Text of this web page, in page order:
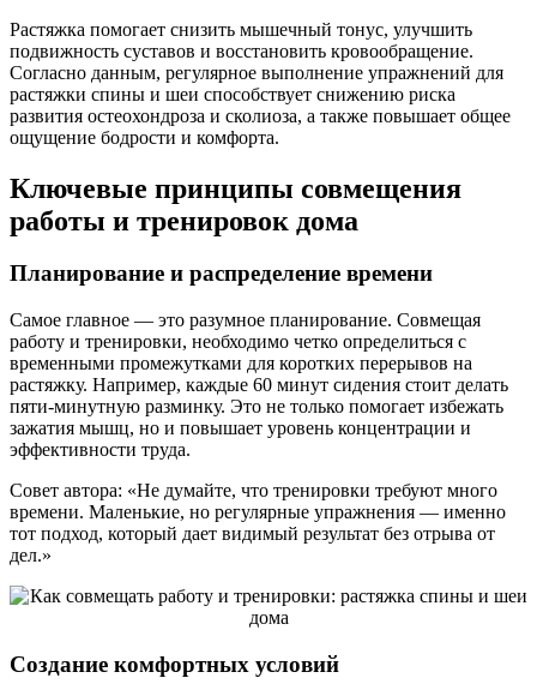
Растяжка помогает снизить мышечный тонус, улучшить
подвижность суставов и восстановить кровообращение.
Согласно данным, регулярное выполнение упражнений для
растяжки спины и шеи способствует снижению риска
развития остеохондроза и сколиоза, а также повышает общее
ощущение бодрости и комфорта.
Ключевые принципы совмещения
работы и тренировок дома
Планирование и распределение времени
Самое главное — это разумное планирование. Совмещая
работу и тренировки, необходимо четко определиться с
временными промежутками для коротких перерывов на
растяжку. Например, каждые 60 минут сидения стоит делать
пяти-минутную разминку. Это не только помогает избежать
зажатия мышц, но и повышает уровень концентрации и
эффективности труда.
Совет автора: «Не думайте, что тренировки требуют много
времени. Маленькие, но регулярные упражнения — именно
тот подход, который дает видимый результат без отрыва от
дел.»
Создание комфортных условий